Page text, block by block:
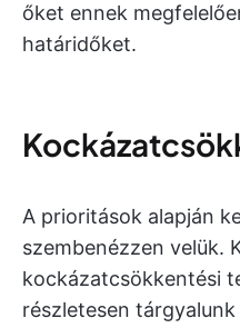
őket ennek
határidőket.
A prioritások alapján
szembenézzen velük.
kockázatcsökkentési
részletesen tárgyalunk